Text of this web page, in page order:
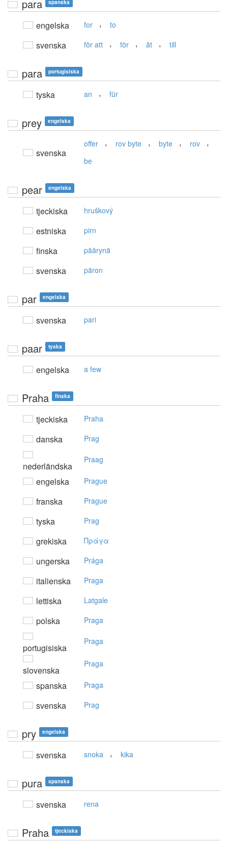
para spanska
engelska for , to
svenska för att , för , åt , till
para portugisiska
tyska an , für
prey engelska
svenska
offer , rov byte , byte , rov ,
be
pear engelska
tjeckiska hruškový
estniska pirn
finska päärynä
svenska päron
par engelska
svenska pari
paar tyska
engelska a few
Praha finska
tjeckiska Praha
danska Prag
nederländska
Praag
engelska Prague
franska Prague
tyska Prag
grekiska Πράγα
ungerska Prága
italienska Praga
lettiska Latgale
polska Praga
portugisiska
Praga
slovenska
Praga
spanska Praga
svenska Prag
pry engelska
svenska snoka , kika
pura spanska
svenska rena
Praha tjeckiska